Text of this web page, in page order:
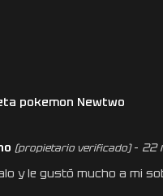
pokemon Newtwo
(propietario verificado) – 22
y le gustó mucho a mi